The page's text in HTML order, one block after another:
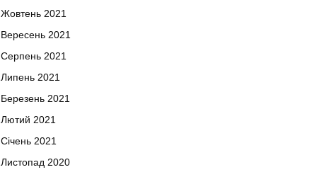
Жовтень 2021
Вересень 2021
Серпень 2021
Липень 2021
Березень 2021
Лютий 2021
Січень 2021
Листопад 2020